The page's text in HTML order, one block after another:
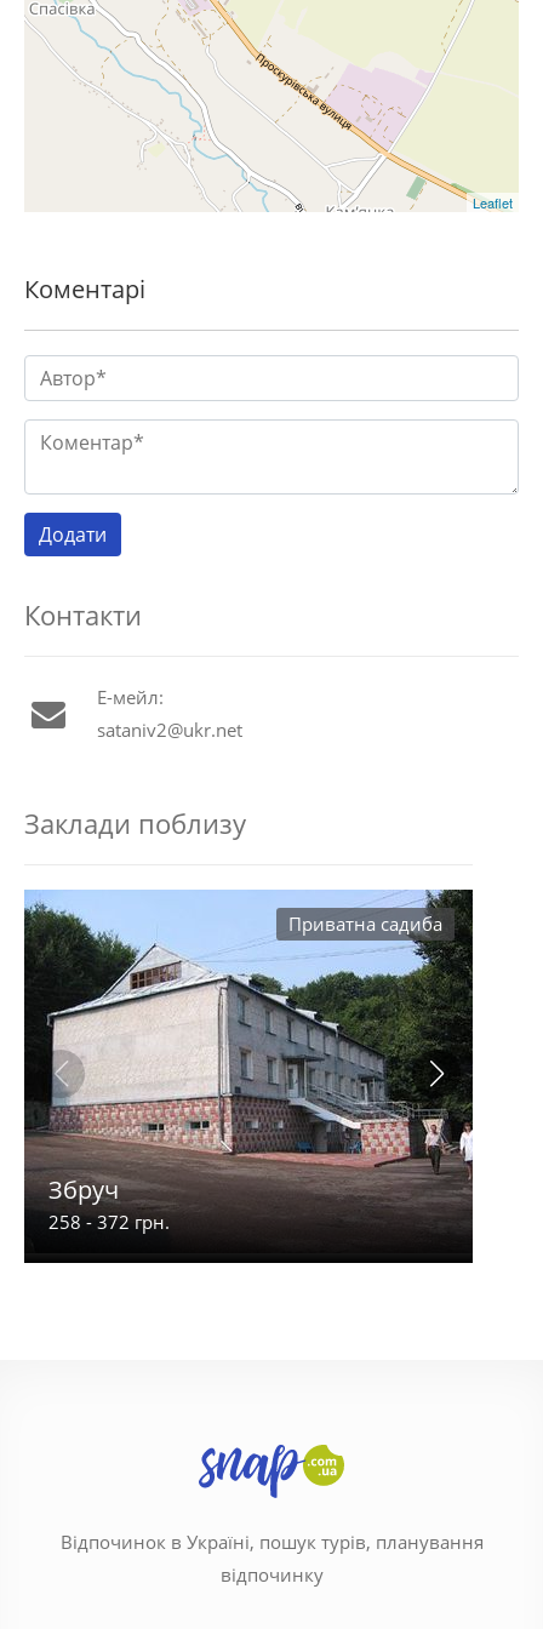
Leaflet
Коментарі
Контакти
Е-мейл:
sataniv2@ukr.net
Заклади поблизу
Приватна садиба
Збруч
258 - 372 грн.
Відпочинок в Україні, пошук турів, планування
відпочинку